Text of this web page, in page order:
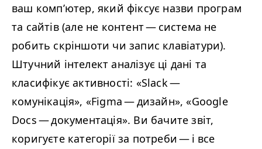
ваш комп’ютер, який фіксує назви програм
та сайтів (але не контент — система не
робить скріншоти чи запис клавіатури).
Штучний інтелект аналізує ці дані та
класифікує активності: «Slack —
комунікація», «Figma — дизайн», «Google
Docs — документація». Ви бачите звіт,
коригуєте категорії за потреби — і все